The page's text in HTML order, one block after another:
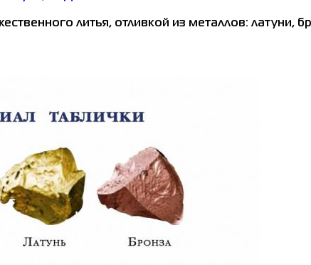
литья, отливкой из металлов: латуни,